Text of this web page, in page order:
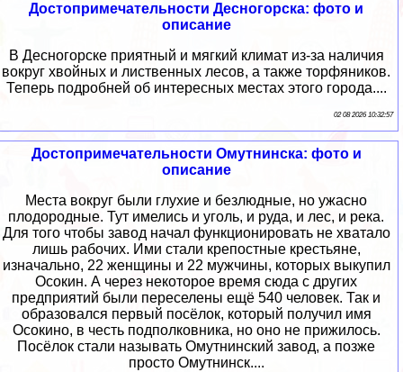
Достопримечательности Десногорска: фото и
описание
В Десногорске приятный и мягкий климат из-за наличия
вокруг хвойных и лиственных лесов, а также торфяников.
Теперь подробней об интересных местах этого города....
02 08 2026 10:32:57
Достопримечательности Омутнинска: фото и
описание
Места вокруг были глухие и безлюдные, но ужасно
плодородные. Тут имелись и уголь, и руда, и лес, и река.
Для того чтобы завод начал функционировать не хватало
лишь рабочих. Ими стали крепостные крестьяне,
изначально, 22 женщины и 22 мужчины, которых выкупил
Осокин. А через некоторое время сюда с других
предприятий были переселены ещё 540 человек. Так и
образовался первый посёлок, который получил имя
Осокино, в честь подполковника, но оно не прижилось.
Посёлок стали называть Омутнинский завод, а позже
просто Омутнинск....